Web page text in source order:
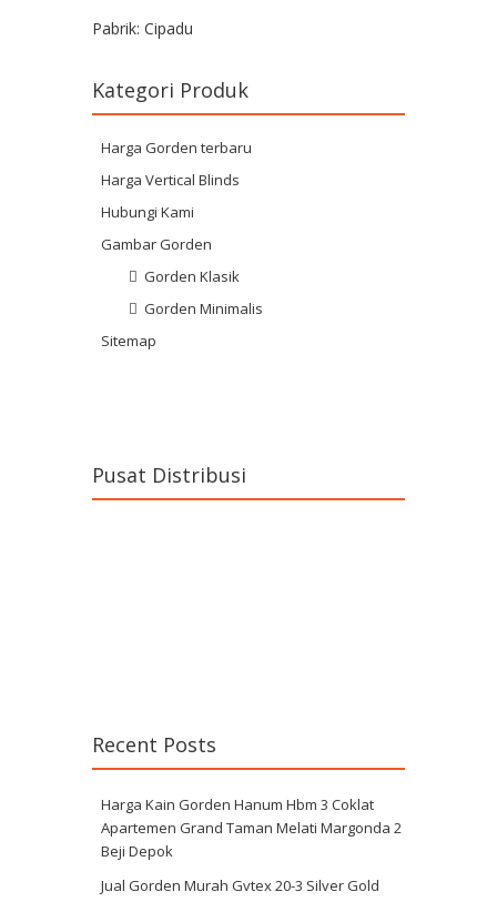
Pabrik: Cipadu
Kategori Produk
Harga Gorden terbaru
Harga Vertical Blinds
Hubungi Kami
Gambar Gorden
Gorden Klasik
Gorden Minimalis
Sitemap
Pusat Distribusi
Recent Posts
Harga Kain Gorden Hanum Hbm 3 Coklat
Apartemen Grand Taman Melati Margonda 2
Beji Depok
Jual Gorden Murah Gvtex 20-3 Silver Gold